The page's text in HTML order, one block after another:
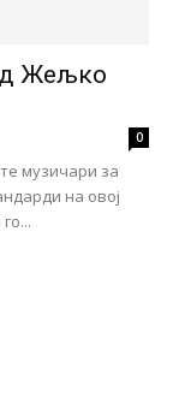
Жељко
0
музичари за
на овој